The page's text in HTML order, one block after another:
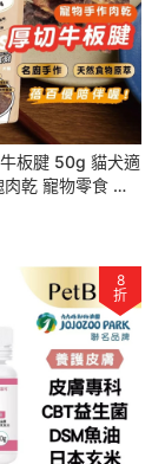
貓犬適
乾 寵物零食 狗
食
8
折